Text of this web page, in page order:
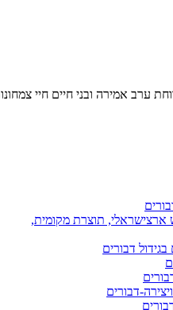
אמירה ובני חיים חיי
ארצישראלי, תוצרת מקומית,
בגידול דבורים
דבורים